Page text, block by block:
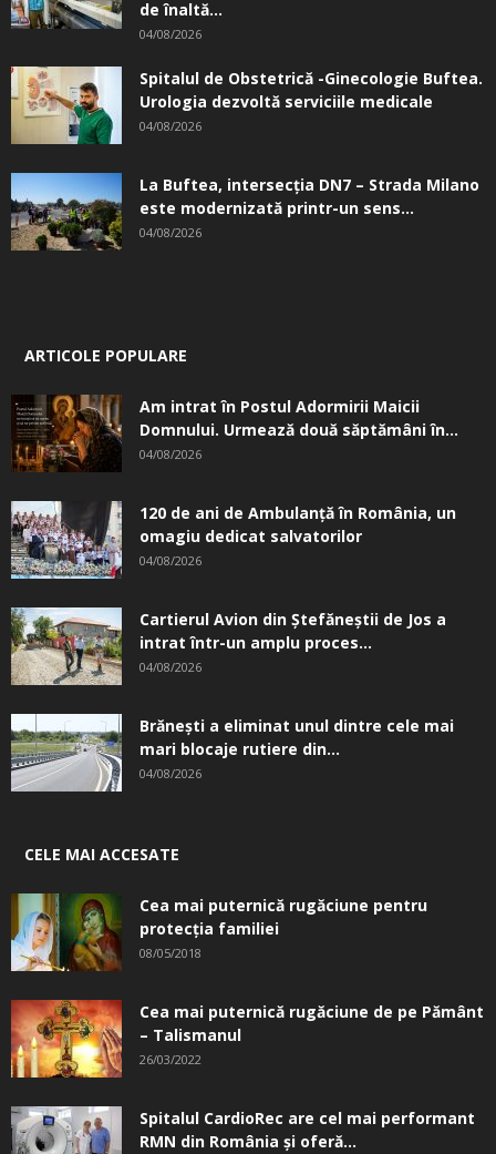
de înaltă...
04/08/2026
Spitalul de Obstetrică -Ginecologie Buftea.
Urologia dezvoltă serviciile medicale
04/08/2026
La Buftea, intersecţia DN7 – Strada Milano
este modernizată printr-un sens...
04/08/2026
ARTICOLE POPULARE
Am intrat în Postul Adormirii Maicii
Domnului. Urmează două săptămâni în...
04/08/2026
120 de ani de Ambulanță în România, un
omagiu dedicat salvatorilor
04/08/2026
Cartierul Avion din Ştefăneştii de Jos a
intrat într-un amplu proces...
04/08/2026
Brănești a eliminat unul dintre cele mai
mari blocaje rutiere din...
04/08/2026
CELE MAI ACCESATE
Cea mai puternică rugăciune pentru
protecția familiei
08/05/2018
Cea mai puternică rugăciune de pe Pământ
– Talismanul
26/03/2022
Spitalul CardioRec are cel mai performant
RMN din România și oferă...